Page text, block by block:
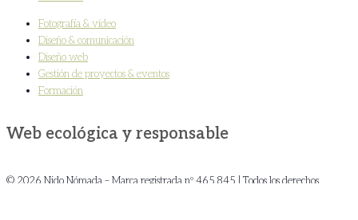
Fotografía & vídeo
Diseño & comunicación
Diseño web
Gestión de proyectos & eventos
Formación
Web ecológica y responsable
© 2026 Nido Nómada – Marca registrada nº 465.845 | Todos los derechos